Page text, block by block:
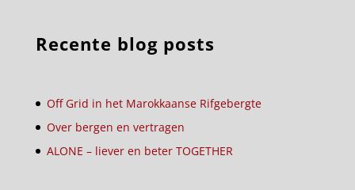
Recente blog posts
Off Grid in het Marokkaanse Rifgebergte
Over bergen en vertragen
ALONE – liever en beter TOGETHER